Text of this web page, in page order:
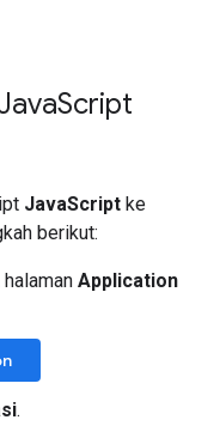
Script
JavaScript ke
berikut:
Application
.